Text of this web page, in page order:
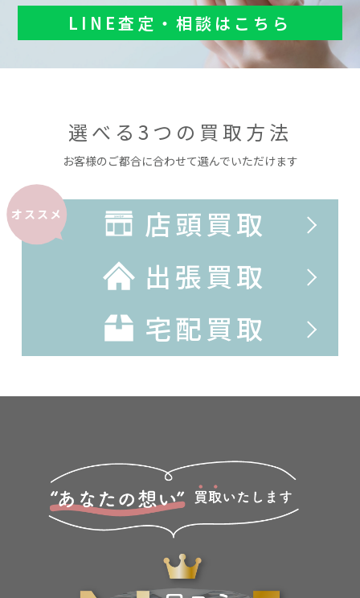
LINE査定・相談はこちら
選べる3つの買取方法
お客様のご都合に合わせて選んでいただけます
オススメ
店頭買取
出張買取
宅配買取